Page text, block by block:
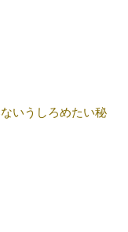
いうしろめたい秘